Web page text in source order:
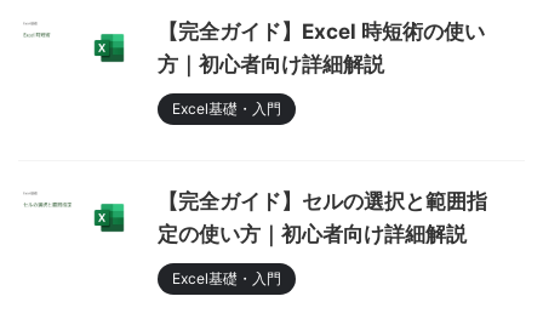
【完全ガイド】Excel 時短術の使い
方｜初心者向け詳細解説
Excel基礎・入門
【完全ガイド】セルの選択と範囲指
定の使い方｜初心者向け詳細解説
Excel基礎・入門